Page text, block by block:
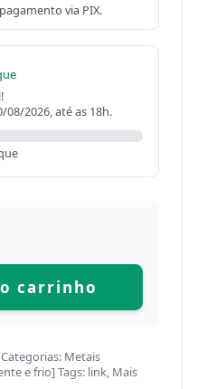
via PIX.
2026, até as 18h.
carrinho
Categorias: Metais
e frio]Tags: link, Mais